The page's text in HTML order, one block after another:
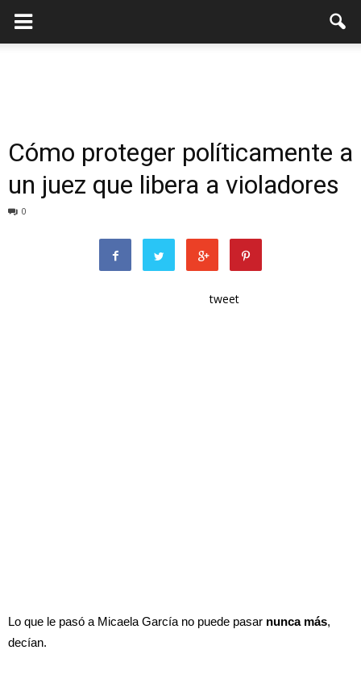
Cómo proteger políticamente a
un juez que libera a violadores
0
tweet
Lo que le pasó a Micaela García no puede pasar nunca más,
decían.